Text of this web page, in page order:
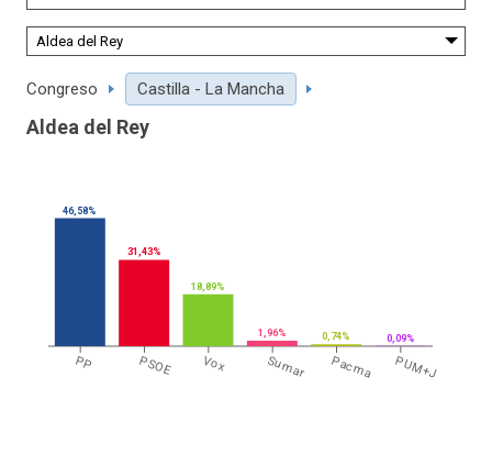
Congreso Castilla - La Mancha
Aldea del Rey
PP PSOE Vox Sumar Pacma PUM+J
46,58%
31,43%
18,89%
1,96% 0,74% 0,09%